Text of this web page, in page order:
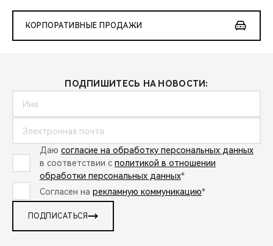
КОРПОРАТИВНЫЕ ПРОДАЖИ
ПОДПИШИТЕСЬ НА НОВОСТИ:
Даю согласие на обработку персональных данных
в соответствии с политикой в отношении
обработки персональных данных*
Согласен на рекламную коммуникацию*
ПОДПИСАТЬСЯ